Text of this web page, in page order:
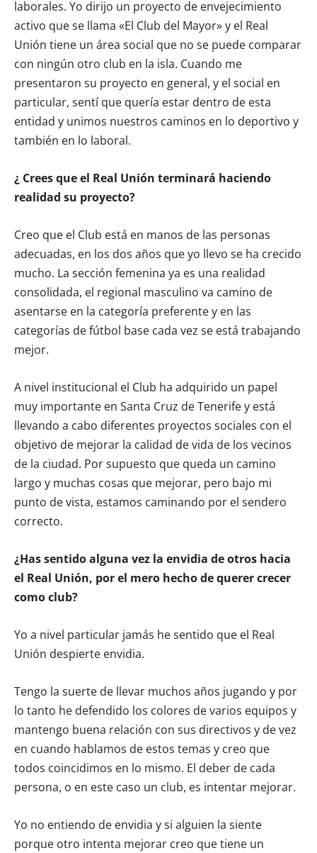
laborales. Yo dirijo un proyecto de envejecimiento
activo que se llama «El Club del Mayor» y el Real
Unión tiene un área social que no se puede comparar
con ningún otro club en la isla. Cuando me
presentaron su proyecto en general, y el social en
particular, sentí que quería estar dentro de esta
entidad y unimos nuestros caminos en lo deportivo y
también en lo laboral.
¿ Crees que el Real Unión terminará haciendo
realidad su proyecto?
Creo que el Club está en manos de las personas
adecuadas, en los dos años que yo llevo se ha crecido
mucho. La sección femenina ya es una realidad
consolidada, el regional masculino va camino de
asentarse en la categoría preferente y en las
categorías de fútbol base cada vez se está trabajando
mejor.
A nivel institucional el Club ha adquirido un papel
muy importante en Santa Cruz de Tenerife y está
llevando a cabo diferentes proyectos sociales con el
objetivo de mejorar la calidad de vida de los vecinos
de la ciudad. Por supuesto que queda un camino
largo y muchas cosas que mejorar, pero bajo mi
punto de vista, estamos caminando por el sendero
correcto.
¿Has sentido alguna vez la envidia de otros hacia
el Real Unión, por el mero hecho de querer crecer
como club?
Yo a nivel particular jamás he sentido que el Real
Unión despierte envidia.
Tengo la suerte de llevar muchos años jugando y por
lo tanto he defendido los colores de varios equipos y
mantengo buena relación con sus directivos y de vez
en cuando hablamos de estos temas y creo que
todos coincidimos en lo mismo. El deber de cada
persona, o en este caso un club, es intentar mejorar.
Yo no entiendo de envidia y si alguien la siente
porque otro intenta mejorar creo que tiene un